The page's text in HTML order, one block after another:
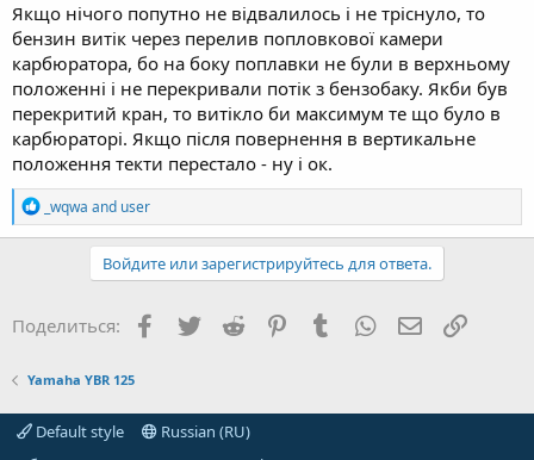
Якщо нічого попутно не відвалилось і не тріснуло, то
бензин витік через перелив попловкової камери
карбюратора, бо на боку поплавки не були в верхньому
положенні і не перекривали потік з бензобаку. Якби був
перекритий кран, то витікло би максимум те що було в
карбюраторі. Якщо після повернення в вертикальне
положення текти перестало - ну і ок.
R
e
a
o
n
:
_wqwa and user
Войдите или зарегистрируйтесь для ответа.
Поделиться: Facebook
TwitterReddit PinterestTumblr WhatsApp Ссылка
Yamaha YBR 125
Default style
Russian (RU)